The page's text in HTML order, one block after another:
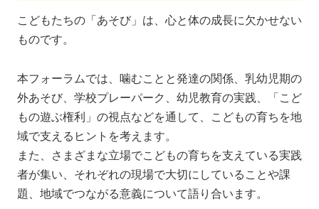
こどもたちの「あそび」は、心と体の成長に欠かせない
ものです。
本フォーラムでは、噛むことと発達の関係、乳幼児期の
外あそび、学校プレーパーク、幼児教育の実践、「こど
もの遊ぶ権利」の視点などを通して、こどもの育ちを地
域で支えるヒントを考えます。
また、さまざまな立場でこどもの育ちを支えている実践
者が集い、それぞれの現場で大切にしていることや課
題、地域でつながる意義について語り合います。